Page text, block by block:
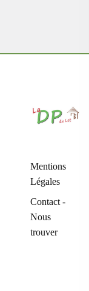
Mentions
Légales
Contact -
Nous
trouver